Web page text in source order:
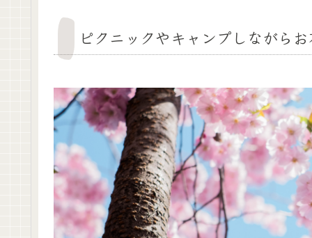
ピクニックやキャンプしながら